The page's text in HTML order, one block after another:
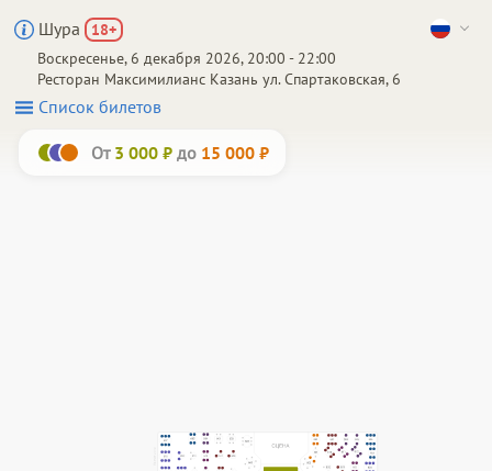
Шура 18+
Воскресенье, 6 декабря 2026, 20:00 - 22:00
Ресторан Максимилианс Казань ул. Спартаковская, 6
Список билетов
От 3 000 ₽ до 15 000 ₽